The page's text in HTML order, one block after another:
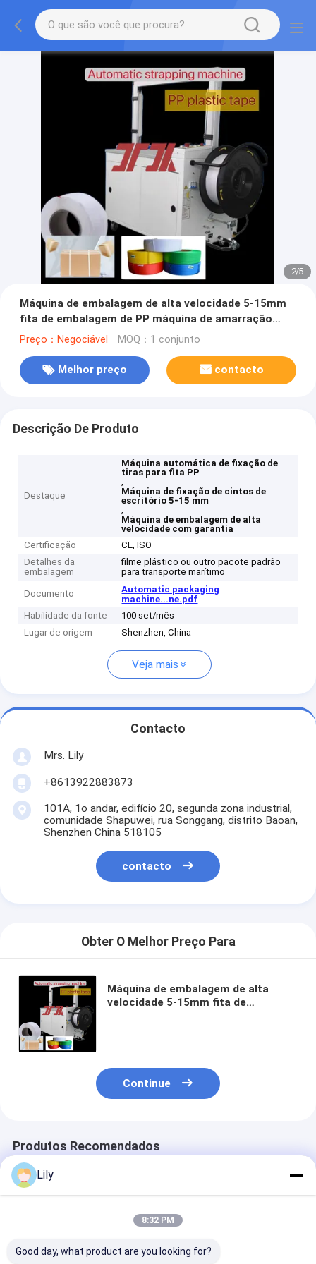
2/5
Máquina de embalagem de alta velocidade 5-15mm
fita de embalagem de PP máquina de amarração
automática máquina de amarração de mesa
Preço：Negociável MOQ：1 conjunto
Melhor preço contacto
Descrição De Produto
Destaque
Máquina automática de fixação de
tiras para fita PP
,
Máquina de fixação de cintos de
escritório 5-15 mm
,
Máquina de embalagem de alta
velocidade com garantia
Certificação
CE, ISO
Detalhes da
embalagem
filme plástico ou outro pacote padrão
para transporte marítimo
Documento
Automatic packaging
machine...ne.pdf
Habilidade da fonte
100 set/mês
Lugar de origem
Shenzhen, China
Veja mais
Contacto
Mrs. Lily
+8613922883873
101A, 1o andar, edifício 20, segunda zona industrial,
comunidade Shapuwei, rua Songgang, distrito Baoan,
Shenzhen China 518105
contacto
Obter O Melhor Preço Para
Máquina de embalagem de alta
velocidade 5-15mm fita de
Continue
Produtos Recomendados
Lily
8:32 PM
Good day, what product are you looking for?